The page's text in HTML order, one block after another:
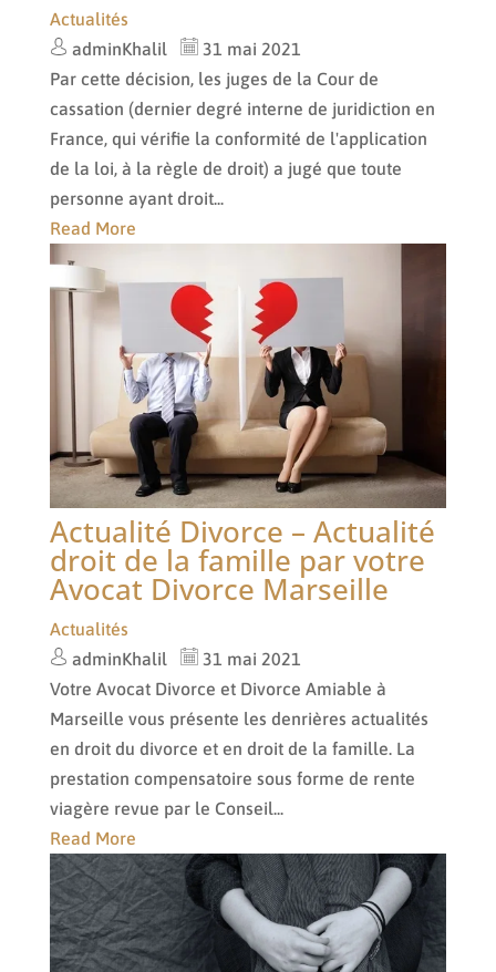
Actualités
adminKhalil
31 mai 2021
Par cette décision, les juges de la Cour de
cassation (dernier degré interne de juridiction en
France, qui vérifie la conformité de l'application
de la loi, à la règle de droit) a jugé que toute
personne ayant droit...
Read More
Actualité Divorce – Actualité
droit de la famille par votre
Avocat Divorce Marseille
Actualités
adminKhalil
31 mai 2021
Votre Avocat Divorce et Divorce Amiable à
Marseille vous présente les denrières actualités
en droit du divorce et en droit de la famille. La
prestation compensatoire sous forme de rente
viagère revue par le Conseil...
Read More